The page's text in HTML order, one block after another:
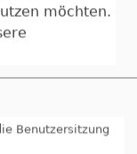
Marianne
möchten.
Benutzersitzung